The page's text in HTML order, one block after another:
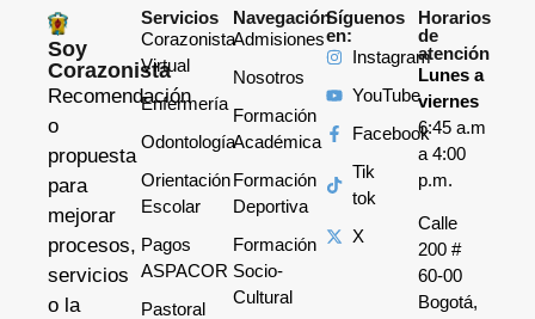
Soy
Corazonista
Recomendación
o
propuesta
para
mejorar
procesos,
servicios
o la
Servicios
Corazonista
Virtual
Enfermería
Odontología
Orientación
Escolar
Pagos
ASPACOR
Pastoral
Navegación
Admisiones
Nosotros
Formación
Académica
Formación
Deportiva
Formación
Socio-
Cultural
Síguenos
en:
Instagram
YouTube
Facebook
Tik
tok
X
Horarios
de
atención
Lunes a
viernes
6:45 a.m
a 4:00
p.m.
Calle
200 #
60-00
Bogotá,